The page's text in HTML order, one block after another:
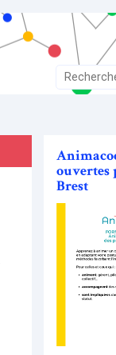
ouvertes
Brest